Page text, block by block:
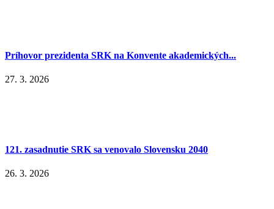
Príhovor prezidenta SRK na Konvente akademických...
27. 3. 2026
121. zasadnutie SRK sa venovalo Slovensku 2040
26. 3. 2026